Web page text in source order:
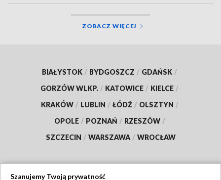
ZOBACZ WIĘCEJ
BIAŁYSTOK / BYDGOSZCZ / GDAŃSK /
GORZÓW WLKP. / KATOWICE / KIELCE /
KRAKÓW / LUBLIN / ŁÓDŹ / OLSZTYN /
OPOLE / POZNAŃ / RZESZÓW /
SZCZECIN / WARSZAWA / WROCŁAW
Szanujemy Twoją prywatność